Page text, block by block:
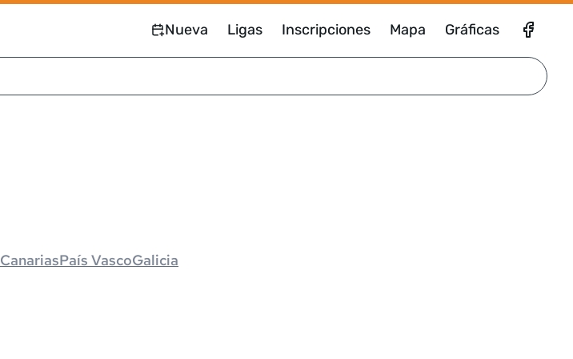
Nueva Ligas Inscripciones Mapa Gráficas
CanariasPaís VascoGalicia